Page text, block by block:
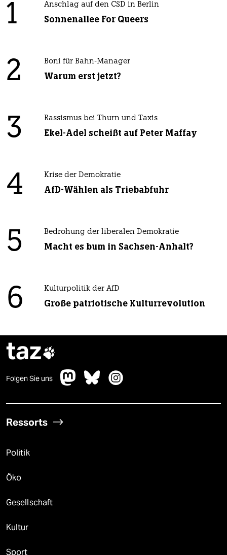
1 Anschlag auf den CSD in Berlin
Sonnenallee For Queers
2 Boni für Bahn-Manager
Warum erst jetzt?
3 Rassismus bei Thurn und Taxis
Ekel-Adel scheißt auf Peter Maffay
4 Krise der Demokratie
AfD-Wählen als Triebabfuhr
5 Bedrohung der liberalen Demokratie
Macht es bum in Sachsen-Anhalt?
6 Kulturpolitik der AfD
Große patriotische Kulturrevolution
taz
Folgen Sie uns
Ressorts
Politik
Öko
Gesellschaft
Kultur
Sport